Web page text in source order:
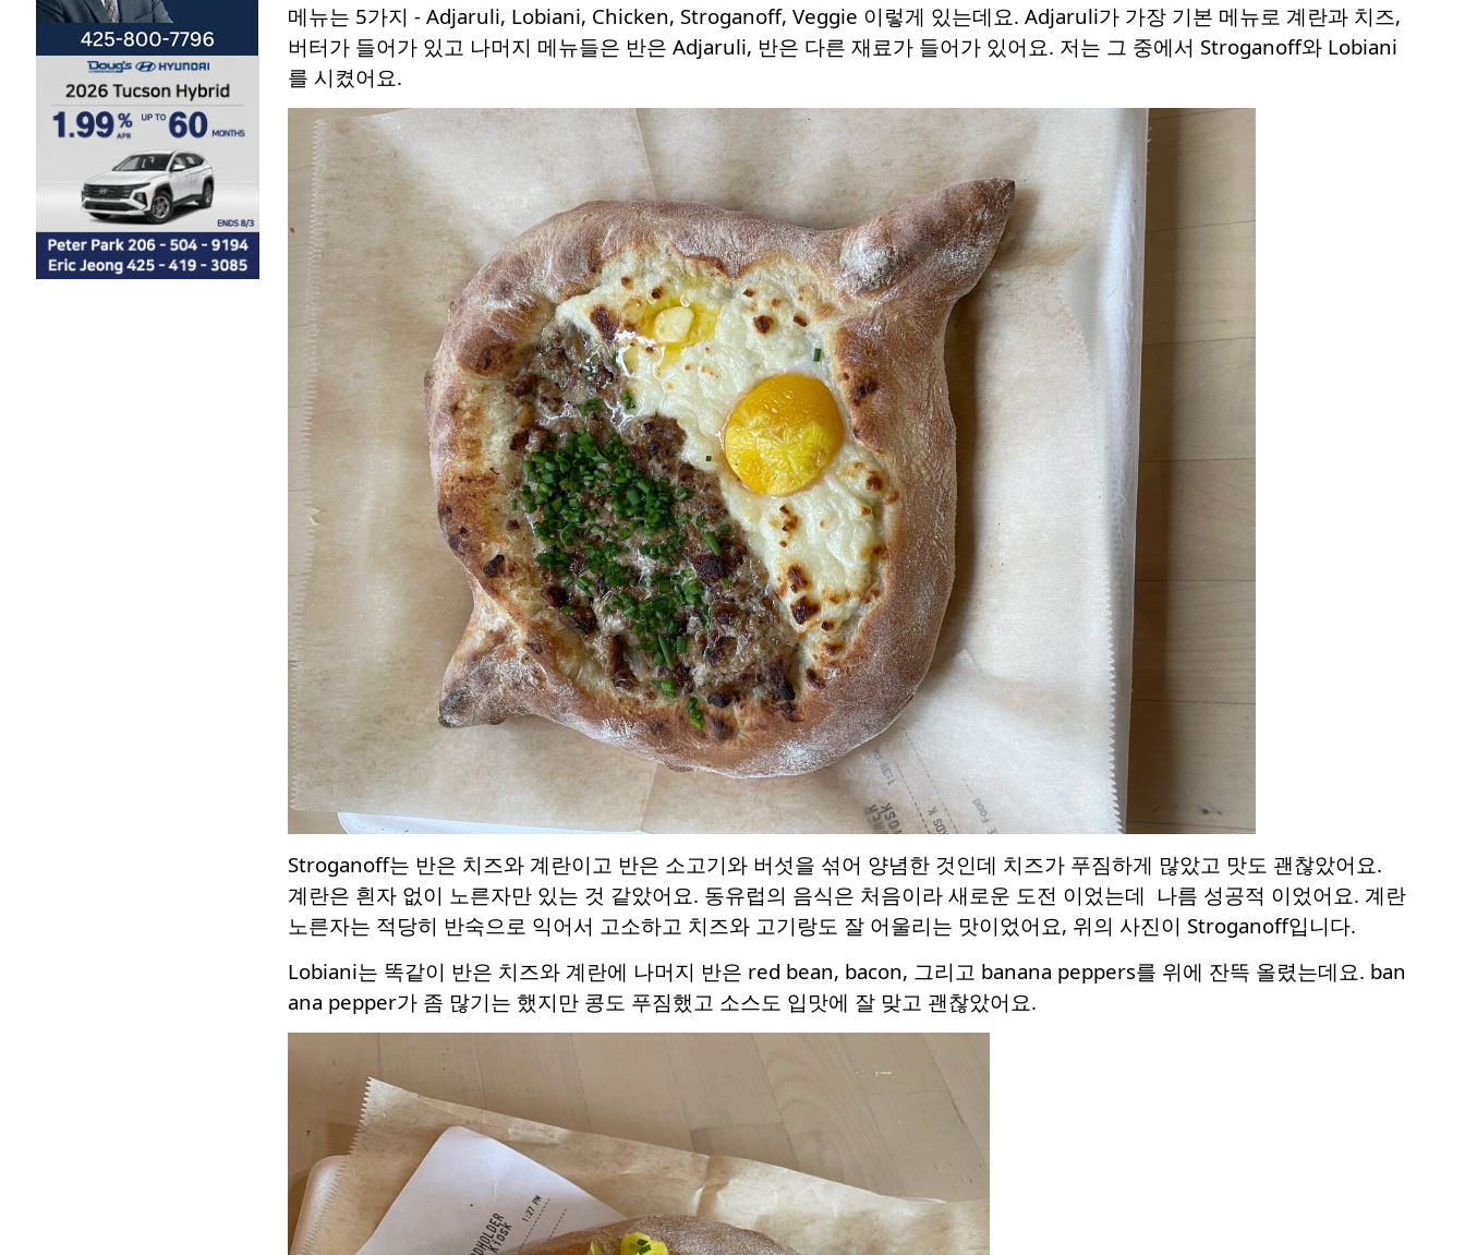
메뉴는 5가지 - Adjaruli, Lobiani, Chicken, Stroganoff, Veggie 이렇게 있는데요. Adjaruli가 가장 기본 메뉴로 계란과 치즈,
버터가 들어가 있고 나머지 메뉴들은 반은 Adjaruli, 반은 다른 재료가 들어가 있어요. 저는 그 중에서 Stroganoff와 Lobiani
를 시켰어요.
Stroganoff는 반은 치즈와 계란이고 반은 소고기와 버섯을 섞어 양념한 것인데 치즈가 푸짐하게 많았고 맛도 괜찮았어요.
계란은 흰자 없이 노른자만 있는 것 같았어요. 동유럽의 음식은 처음이라 새로운 도전 이었는데 나름 성공적 이었어요. 계란
노른자는 적당히 반숙으로 익어서 고소하고 치즈와 고기랑도 잘 어울리는 맛이었어요, 위의 사진이 Stroganoff입니다.
Lobiani는 똑같이 반은 치즈와 계란에 나머지 반은 red bean, bacon, 그리고 banana peppers를 위에 잔뜩 올렸는데요. ban
ana pepper가 좀 많기는 했지만 콩도 푸짐했고 소스도 입맛에 잘 맞고 괜찮았어요.